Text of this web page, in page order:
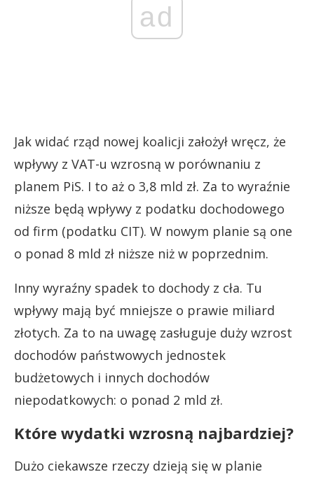
ad
Jak widać rząd nowej koalicji założył wręcz, że
wpływy z VAT-u wzrosną w porównaniu z
planem PiS. I to aż o 3,8 mld zł. Za to wyraźnie
niższe będą wpływy z podatku dochodowego
od firm (podatku CIT). W nowym planie są one
o ponad 8 mld zł niższe niż w poprzednim.
Inny wyraźny spadek to dochody z cła. Tu
wpływy mają być mniejsze o prawie miliard
złotych. Za to na uwagę zasługuje duży wzrost
dochodów państwowych jednostek
budżetowych i innych dochodów
niepodatkowych: o ponad 2 mld zł.
Które wydatki wzrosną najbardziej?
Dużo ciekawsze rzeczy dzieją się w planie